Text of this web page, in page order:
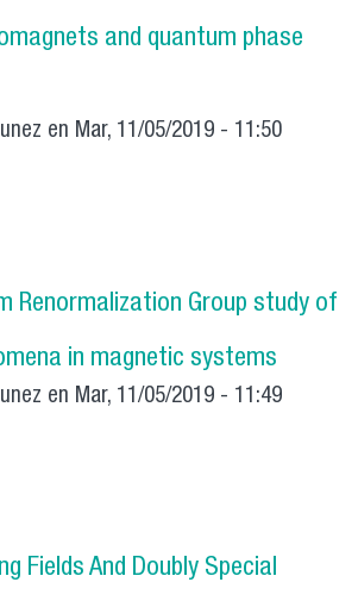
and quantum phase
en Mar, 11/05/2019 - 11:50
cluster algorithm study of low
behavior of ferromagnets and
phase transitions
Renormalization Group study of
in magnetic systems
en Mar, 11/05/2019 - 11:49
algorithm Renormalization Group
crossover phenomena in magnetic
Fields And Doubly Special